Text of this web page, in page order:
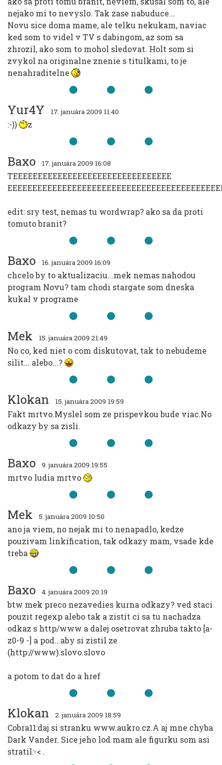
nejako mi to nevyslo. Tak zase nabuduce...
Novu sice doma mame, ale telku nekukam, naviac
ked som to videl v TV s dabingom, az som sa
zhrozil, ako som to mohol sledovat. Holt som si
zvykol na originalne znenie s titulkami, to je
nenahraditelne
Yur4Y 17. januára 2009 11:40
:-)) z
Baxo 17. januára 2009 16:08
TEEEEEEEEEEEEEEEEEEEEEEEEEEEEEEEE
edit: sry test, nemas tu wordwrap? ako sa da proti
tomuto branit?
Baxo 16. januára 2009 16:09
chcelo by to aktualizaciu...mek nemas nahodou
program Novu? tam chodi stargate som dneska
kukal v programe
Mek 15. januára 2009 21:49
No co, ked niet o com diskutovat, tak to nebudeme
silit... alebo...?
Klokan 15. januára 2009 19:59
Fakt mrtvo.Myslel som ze prispevkou bude viac.No
odkazy by sa zisli.
Baxo 9. januára 2009 19:55
mrtvo ludia mrtvo
Mek 5. januára 2009 10:50
ano ja viem, no nejak mi to nenapadlo, kedze
pouzivam linkification, tak odkazy mam, vsade kde
treba
Baxo 4. januára 2009 20:19
btw mek preco nezavedies kurna odkazy? ved staci
pouzit regexp alebo tak a zistit ci sa tu nachadza
odkaz s http/www a dalej osetrovat zhruba takto [a-
z0-9 -] a pod...aby si zistil ze
(http://www).slovo.slovo
a potom to dat do a href
Klokan 2. januára 2009 18:59
Cobra11:daj si stranku www.aukro.cz.A aj mne chyba
Dark Vander. Sice jeho lod mam ale figurku som asi
stratil:-< .